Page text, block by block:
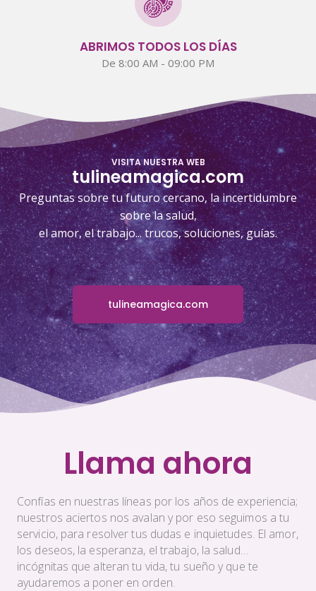
ABRIMOS TODOS LOS DÍAS
De 8:00 AM - 09:00 PM
VISITA NUESTRA WEB
tulineamagica.com
Preguntas sobre tu futuro cercano, la incertidumbre
sobre la salud,
el amor, el trabajo... trucos, soluciones, guías.
tulineamagica.com
Llama ahora
Confías en nuestras líneas por los años de experiencia;
nuestros aciertos nos avalan y por eso seguimos a tu
servicio, para resolver tus dudas e inquietudes. El amor,
los deseos, la esperanza, el trabajo, la salud…
incógnitas que alteran tu vida, tu sueño y que te
ayudaremos a poner en orden.